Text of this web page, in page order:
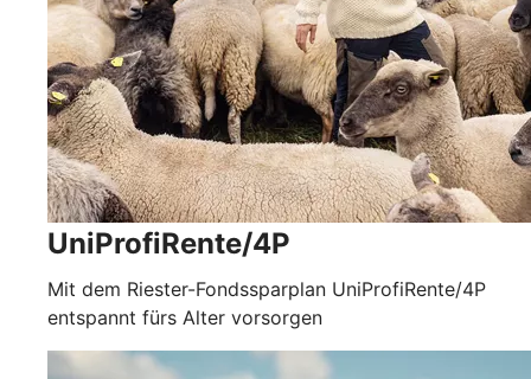
UniProfiRente/4P
Mit dem Riester-Fondssparplan UniProfiRente/4P
entspannt fürs Alter vorsorgen